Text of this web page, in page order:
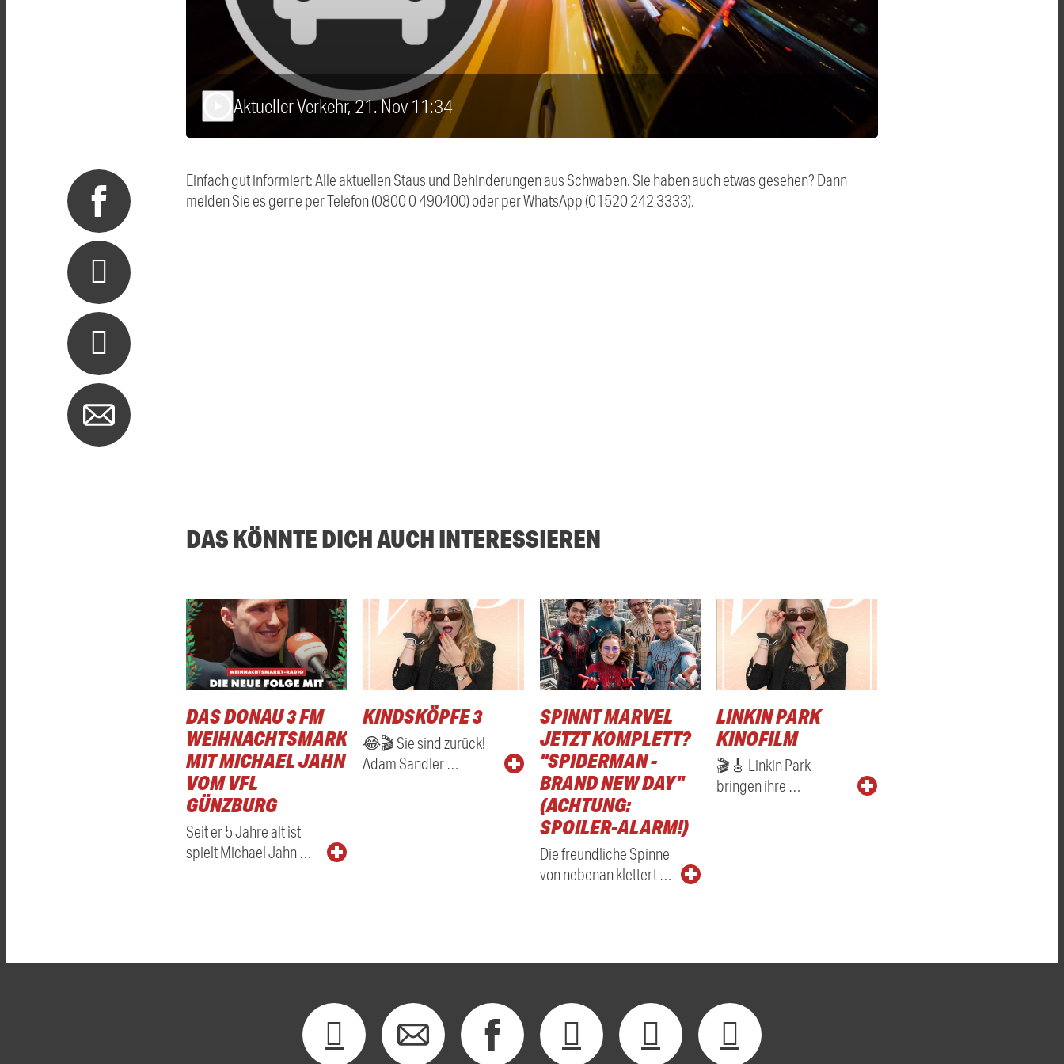
Aktueller Verkehr, 21. Nov 11:34
Einfach gut informiert: Alle aktuellen Staus und Behinderungen aus Schwaben. Sie haben auch etwas gesehen? Dann
melden Sie es gerne per Telefon (0800 0 490400) oder per WhatsApp (01520 242 3333).
DAS KÖNNTE DICH AUCH INTERESSIEREN
DAS DONAU 3 FM
WEIHNACHTSMARKTRADIO
MIT MICHAEL JAHN
VOM VFL
GÜNZBURG
Seit er 5 Jahre alt ist
spielt Michael Jahn …
KINDSKÖPFE 3
😂🎬 Sie sind zurück!
Adam Sandler …
SPINNT MARVEL
JETZT KOMPLETT?
"SPIDERMAN -
BRAND NEW DAY"
(ACHTUNG:
SPOILER-ALARM!)
Die freundliche Spinne
von nebenan klettert …
LINKIN PARK
KINOFILM
🎬🎸 Linkin Park
bringen ihre …